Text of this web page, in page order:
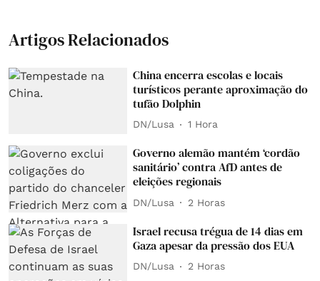
Artigos Relacionados
China encerra escolas e locais
turísticos perante aproximação do
tufão Dolphin
DN/Lusa 1 Hora
Governo alemão mantém ‘cordão
sanitário’ contra AfD antes de
eleições regionais
DN/Lusa 2 Horas
Israel recusa trégua de 14 dias em
Gaza apesar da pressão dos EUA
DN/Lusa 2 Horas